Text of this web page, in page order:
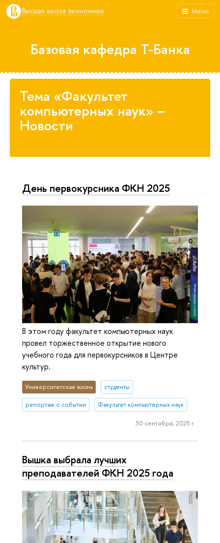
Меню
Высшая школа экономики
Базовая кафедра Т-Банка
Тема «Факультет
компьютерных наук» –
Новости
День первокурсника ФКН 2025
В этом году факультет компьютерных наук
провел торжественное открытие нового
учебного года для первокурсников в Центре
культур.
Университетская жизнь студенты
репортаж о событии Факультет компьютерных наук
30 сентября, 2025 г.
Вышка выбрала лучших
преподавателей ФКН 2025 года